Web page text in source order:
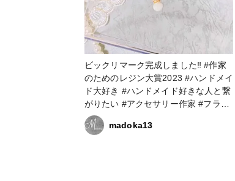
ビックリマーク完成しました‼️ #作家
のためのレジン大賞2023 #ハンドメイ
ド大好き #ハンドメイド好きな人と繋
がりたい #アクセサリー作家 #フラワ
ーアクセサリー #フラワーアクセサリ
ー作家 #レジン大好き #レジン好きの
madoka13